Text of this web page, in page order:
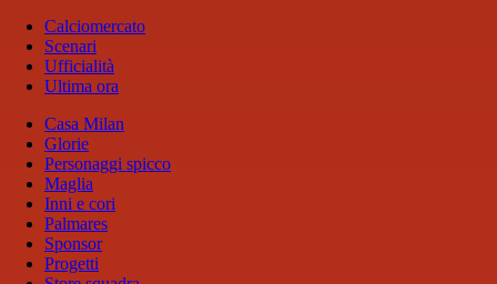
Calciomercato
Scenari
Ufficialità
Ultima ora
Casa Milan
Glorie
Personaggi spicco
Maglia
Inni e cori
Palmares
Sponsor
Progetti